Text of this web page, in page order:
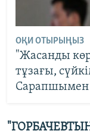
ОҚИ ОТЫРЫҢЫЗ
"Жасанды
тұзағы,
Сарапшымен